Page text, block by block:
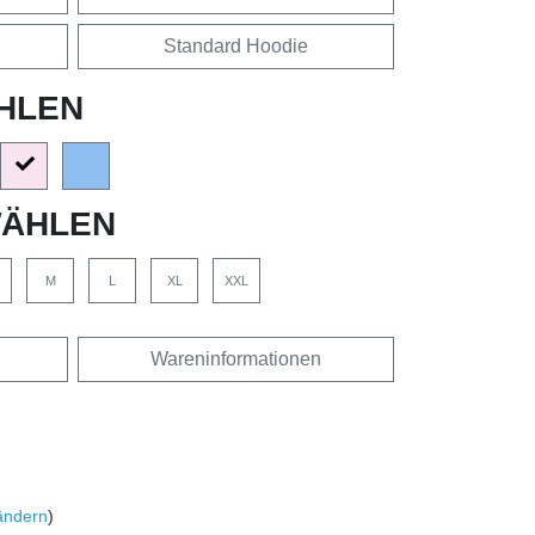
Standard Hoodie
M L XL XXL
Wareninformationen
)